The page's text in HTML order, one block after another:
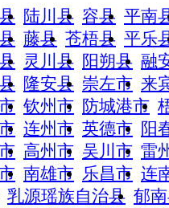
陆川县 容县 平南
藤县 苍梧县 平乐
灵川县 阳朔县 融
隆安县 崇左市 来
钦州市 防城港市
连州市 英德市 阳
高州市 吴川市 雷
南雄市 乐昌市 连
乳源瑶族自治县 郁